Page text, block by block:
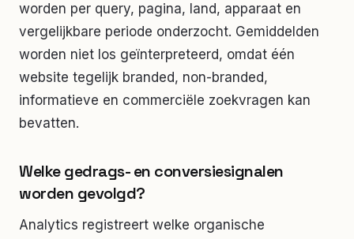
worden per query, pagina, land, apparaat en
vergelijkbare periode onderzocht. Gemiddelden
worden niet los geïnterpreteerd, omdat één
website tegelijk branded, non-branded,
informatieve en commerciële zoekvragen kan
bevatten.
Welke gedrags- en conversiesignalen
worden gevolgd?
Analytics registreert welke organische